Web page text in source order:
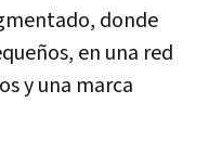
donde
en una red
y una marca